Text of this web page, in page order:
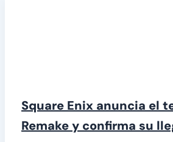
Square Enix anuncia el
Remake y confirma su